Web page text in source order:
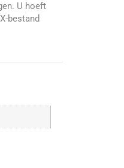
U hoeft
bestand